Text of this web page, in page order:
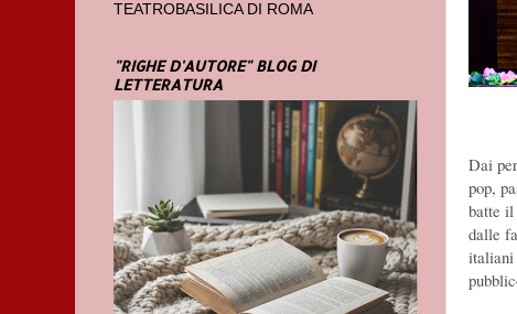
Dai
pop,
batte il
dalle
italiani
TEATROBASILICA DI ROMA
"RIGHE D'AUTORE" BLOG DI
LETTERATURA